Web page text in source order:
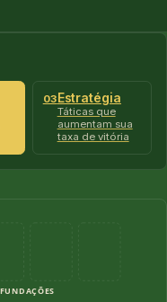
03Estratégia
Táticas que
aumentam sua
taxa de vitória
FUNDAÇÕES